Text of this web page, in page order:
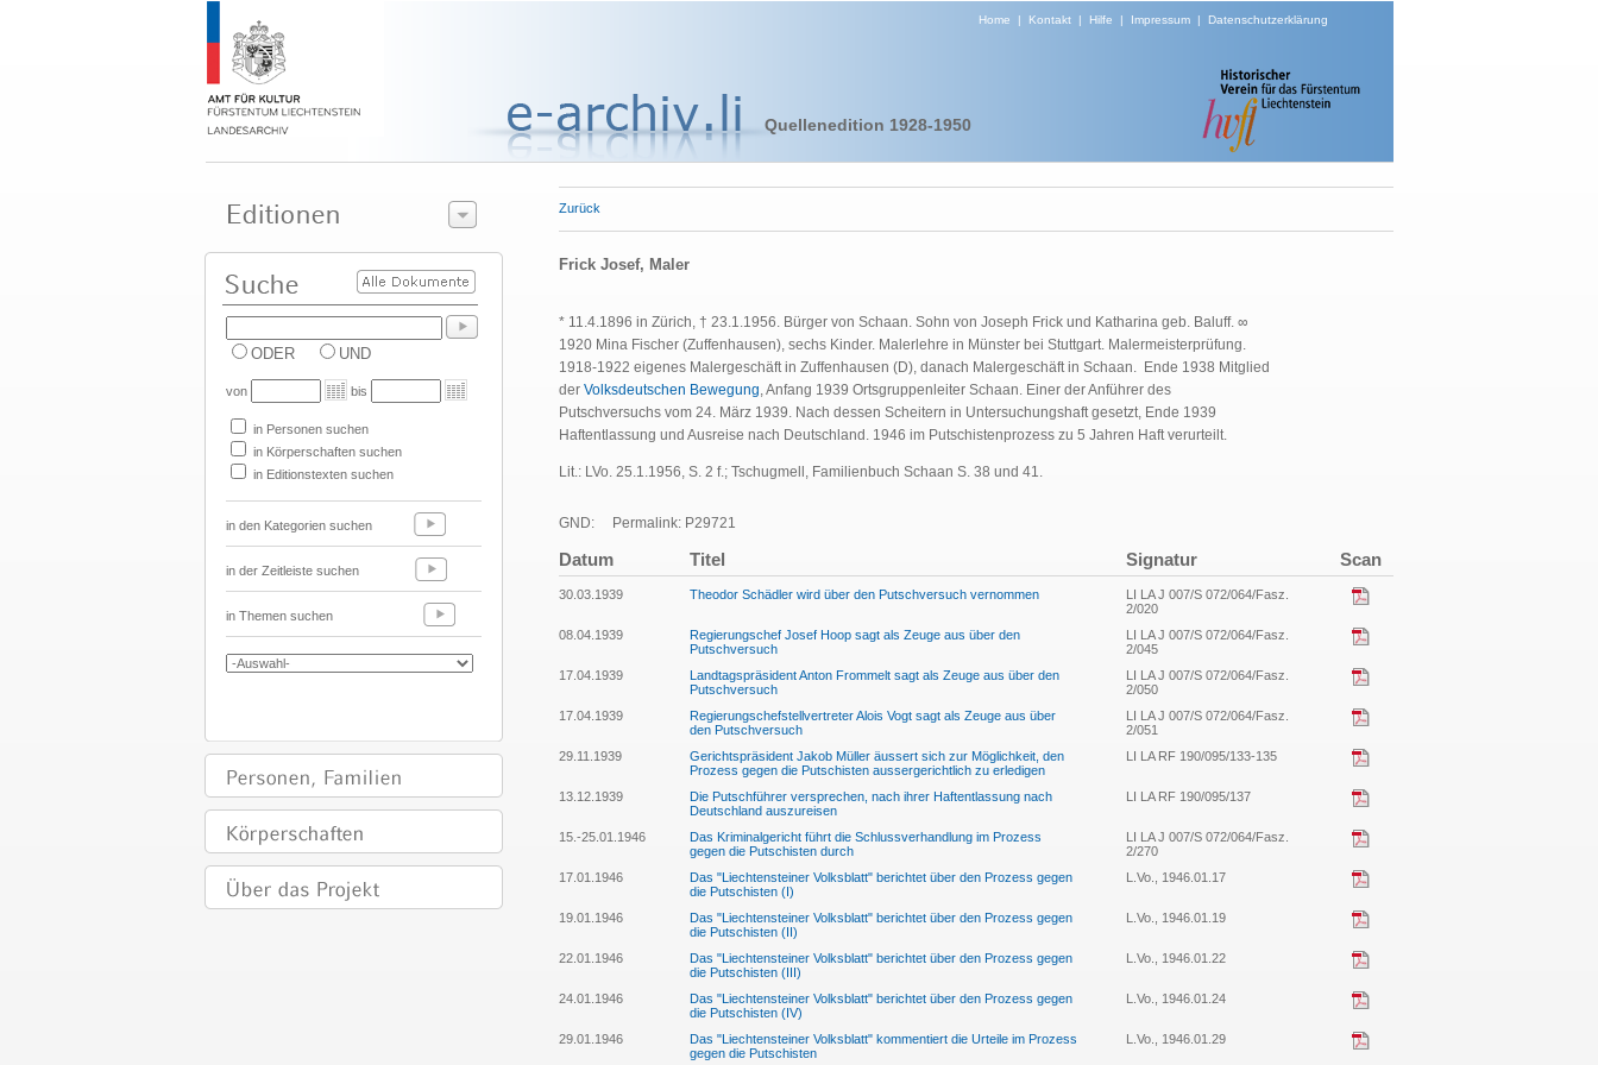
Home | Kontakt| Hilfe | Impressum| Datenschutzerklärung
Quellenedition 1928-1950
ODER UND
von bis
in Personen suchen
in Körperschaften suchen
in Editionstexten suchen
in den Kategorien suchen
in der Zeitleiste suchen
in Themen suchen
Zurück
Frick Josef, Maler
* 11.4.1896 in Zürich, † 23.1.1956. Bürger von Schaan. Sohn von Joseph Frick und Katharina geb. Baluff. ∞
1920 Mina Fischer (Zuffenhausen), sechs Kinder. Malerlehre in Münster bei Stuttgart. Malermeisterprüfung.
1918-1922 eigenes Malergeschäft in Zuffenhausen (D), danach Malergeschäft in Schaan. Ende 1938 Mitglied
der Volksdeutschen Bewegung, Anfang 1939 Ortsgruppenleiter Schaan. Einer der Anführer des
Putschversuchs vom 24. März 1939. Nach dessen Scheitern in Untersuchungshaft gesetzt, Ende 1939
Haftentlassung und Ausreise nach Deutschland. 1946 im Putschistenprozess zu 5 Jahren Haft verurteilt.
Lit.: LVo. 25.1.1956, S. 2 f.; Tschugmell, Familienbuch Schaan S. 38 und 41.
GND: Permalink: P29721
Datum Titel Signatur Scan
30.03.1939 Theodor Schädler wird über den Putschversuch vernommen
LI LA J 007/S 072/064/Fasz.
2/020
08.04.1939
Regierungschef Josef Hoop sagt als Zeuge aus über den
Putschversuch
LI LA J 007/S 072/064/Fasz.
2/045
17.04.1939
Landtagspräsident Anton Frommelt sagt als Zeuge aus über den
Putschversuch
LI LA J 007/S 072/064/Fasz.
2/050
17.04.1939
Regierungschefstellvertreter Alois Vogt sagt als Zeuge aus über
den Putschversuch
LI LA J 007/S 072/064/Fasz.
2/051
29.11.1939
Gerichtspräsident Jakob Müller äussert sich zur Möglichkeit, den
Prozess gegen die Putschisten aussergerichtlich zu erledigen
LI LA RF 190/095/133-135
13.12.1939
Die Putschführer versprechen, nach ihrer Haftentlassung nach
Deutschland auszureisen
LI LA RF 190/095/137
15.-25.01.1946
Das Kriminalgericht führt die Schlussverhandlung im Prozess
gegen die Putschisten durch
LI LA J 007/S 072/064/Fasz.
2/270
17.01.1946
Das "Liechtensteiner Volksblatt" berichtet über den Prozess gegen
die Putschisten (I)
L.Vo., 1946.01.17
19.01.1946
Das "Liechtensteiner Volksblatt" berichtet über den Prozess gegen
die Putschisten (II)
L.Vo., 1946.01.19
22.01.1946
Das "Liechtensteiner Volksblatt" berichtet über den Prozess gegen
die Putschisten (III)
L.Vo., 1946.01.22
24.01.1946
Das "Liechtensteiner Volksblatt" berichtet über den Prozess gegen
die Putschisten (IV)
L.Vo., 1946.01.24
29.01.1946
Das "Liechtensteiner Volksblatt" kommentiert die Urteile im Prozess
gegen die Putschisten
L.Vo., 1946.01.29